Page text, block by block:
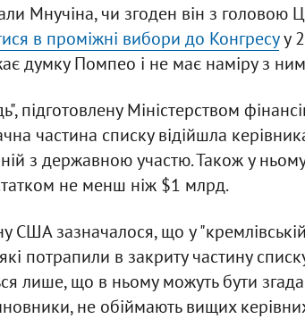
Мнучіна, чи згоден він з
в проміжні вибори до Конгресуу
думку Помпео і не має наміру з
підготовлену Міністерством
частина списку відійшла
з державною участю. Також у
не менш ніж $1 млрд.
США зазначалося, що у "кремлівській
потрапили в закриту частину
лише, що в ньому можуть бути
не обіймають вищих